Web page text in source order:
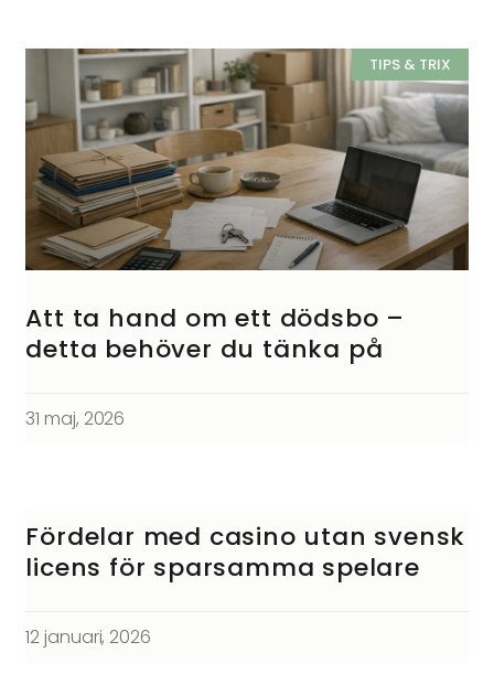
TIPS & TRIX
Att ta hand om ett dödsbo –
detta behöver du tänka på
31 maj, 2026
Fördelar med casino utan svensk
licens för sparsamma spelare
12 januari, 2026